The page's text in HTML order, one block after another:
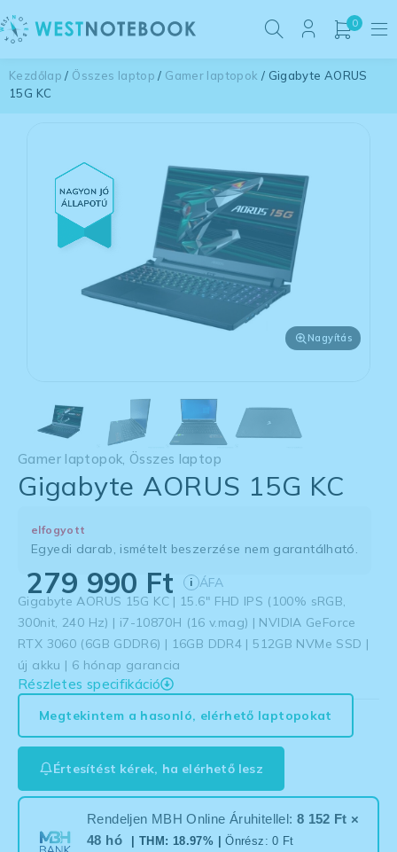
0
Kezdőlap / Összes laptop / Gamer laptopok / Gigabyte AORUS
15G KC
Nagyítás
Gamer laptopok, Összes laptop
Gigabyte AORUS 15G KC
elfogyott
Egyedi darab, ismételt beszerzése nem garantálható.
279 990 Ft i ÁFA
Gigabyte AORUS 15G KC | 15.6″ FHD IPS (100% sRGB,
300nit, 240 Hz) | i7-10870H (16 v.mag) | NVIDIA GeForce
RTX 3060 (6GB GDDR6) | 16GB DDR4 | 512GB NVMe SSD |
új akku | 6 hónap garancia
Részletes specifikáció
Megtekintem a hasonló, elérhető laptopokat
Értesítést kérek, ha elérhető lesz
Rendeljen MBH Online Áruhitellel: 8 152 Ft ×
48 hó
| THM: 18.97% |Önrész: 0 Ft